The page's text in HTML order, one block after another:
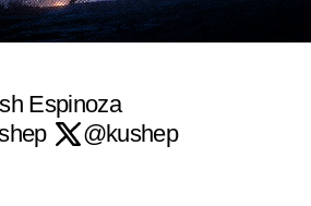
Espinoza
@kushep